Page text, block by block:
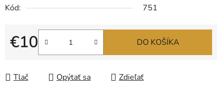
Kód:
751
€10
Jednotková cena:
DO KOŠÍKA
Tlač Opýtať sa Zdieľať